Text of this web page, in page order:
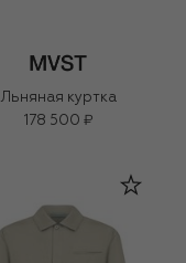
Льняная куртка
178 500 ₽